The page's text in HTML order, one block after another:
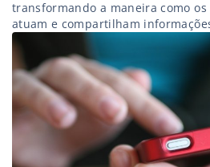
transformando a maneira como
atuam e compartilham